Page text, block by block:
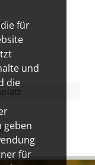
für
und
die
geben
für